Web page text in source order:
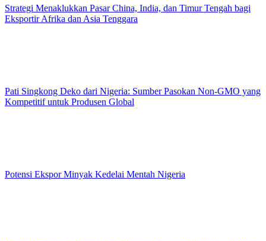
Strategi Menaklukkan Pasar China, India, dan Timur Tengah bagi
Eksportir Afrika dan Asia Tenggara
Pati Singkong Deko dari Nigeria: Sumber Pasokan Non-GMO yang
Kompetitif untuk Produsen Global
Potensi Ekspor Minyak Kedelai Mentah Nigeria